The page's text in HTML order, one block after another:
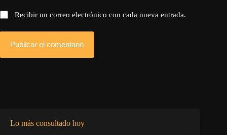
Recibir un correo electrónico con cada nueva entrada.
Publicar el comentario
Lo más consultado hoy